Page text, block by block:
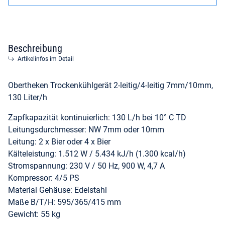
Beschreibung
Artikelinfos im Detail
Obertheken Trockenkühlgerät 2-leitig/4-leitig 7mm/10mm,
130 Liter/h
Zapfkapazität kontinuierlich: 130 L/h bei 10° C TD
Leitungsdurchmesser: NW 7mm oder 10mm
Leitung: 2 x Bier oder 4 x Bier
Kälteleistung: 1.512 W / 5.434 kJ/h (1.300 kcal/h)
Stromspannung: 230 V / 50 Hz, 900 W, 4,7 A
Kompressor: 4/5 PS
Material Gehäuse: Edelstahl
Maße B/T/H: 595/365/415 mm
Gewicht: 55 kg